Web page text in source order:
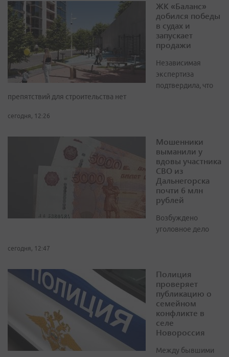
ЖК «Баланс»
добился победы
в судах и
запускает
продажи
Независимая
экспертиза
подтвердила, что
препятствий для строительства нет
сегодня, 12:26
Мошенники
выманили у
вдовы участника
СВО из
Дальнегорска
почти 6 млн
рублей
Возбуждено
уголовное дело
сегодня, 12:47
Полиция
проверяет
публикацию о
семейном
конфликте в
селе
Новороссия
Между бывшими